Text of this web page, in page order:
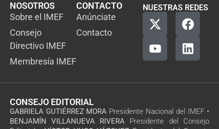
NOSOTROS
Sobre el IMEF
Consejo
Directivo IMEF
Membresía IMEF
CONTACTO
Anúnciate
Contacto
NUESTRAS REDES
CONSEJO EDITORIAL
GABRIELA GUTIÉRREZ MORA Presidente Nacional del IMEF •
BENJAMÍN VILLANUEVA RIVERA Presidente del Consejo